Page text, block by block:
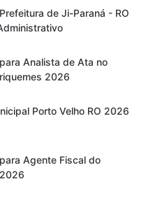
de Ji-Paraná - RO
Analista de Ata no
2026
Porto Velho RO 2026
Agente Fiscal do